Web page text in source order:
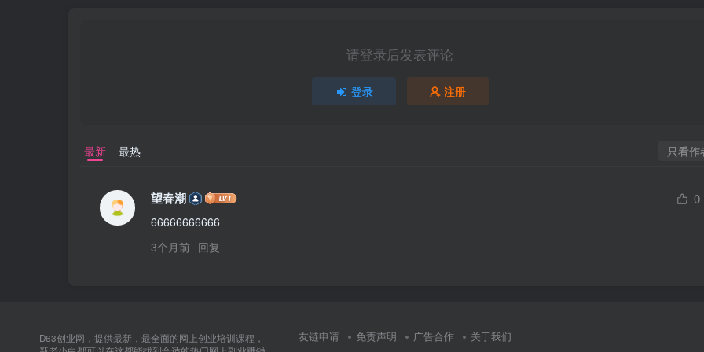
请登录后发表评论
登录 注册
最新 最热 只看作
望春潮 0
66666666666
3个月前 回复
D63创业网，提供最新，最全面的网上创业培训课程，
友链申请 免责声明 广告合作 关于我们